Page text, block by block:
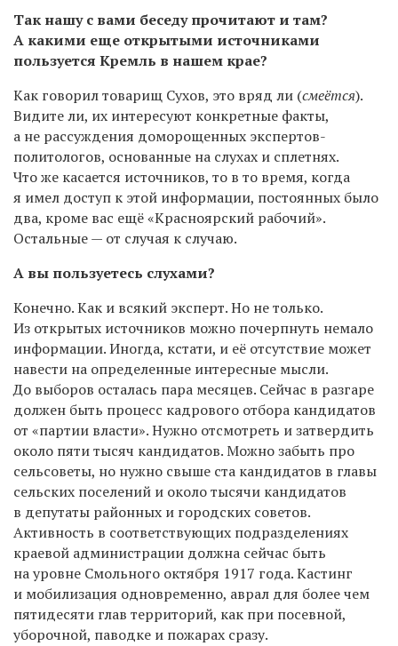
Так нашу с вами беседу прочитают и там?
А какими еще открытыми источниками
пользуется Кремль в нашем крае?
Как говорил товарищ Сухов, это вряд ли (смеётся).
Видите ли, их интересуют конкретные факты,
а не рассуждения доморощенных экспертов-
политологов, основанные на слухах и сплетнях.
Что же касается источников, то в то время, когда
я имел доступ к этой информации, постоянных было
два, кроме вас ещё «Красноярский рабочий».
Остальные — от случая к случаю.
А вы пользуетесь слухами?
Конечно. Как и всякий эксперт. Но не только.
Из открытых источников можно почерпнуть немало
информации. Иногда, кстати, и её отсутствие может
навести на определенные интересные мысли.
До выборов осталась пара месяцев. Сейчас в разгаре
должен быть процесс кадрового отбора кандидатов
от «партии власти». Нужно отсмотреть и затвердить
около пяти тысяч кандидатов. Можно забыть про
сельсоветы, но нужно свыше ста кандидатов в главы
сельских поселений и около тысячи кандидатов
в депутаты районных и городских советов.
Активность в соответствующих подразделениях
краевой администрации должна сейчас быть
на уровне Смольного октября 1917 года. Кастинг
и мобилизация одновременно, аврал для более чем
пятидесяти глав территорий, как при посевной,
уборочной, паводке и пожарах сразу.